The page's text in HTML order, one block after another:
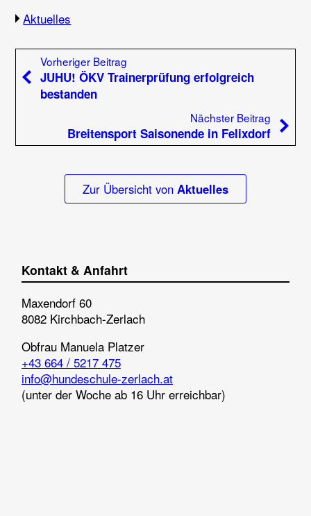
Aktuelles
Beitragsnavigation
Vorheriger Beitrag
JUHU! ÖKV Trainerprüfung erfolgreich
bestanden
Nächster Beitrag
Breitensport Saisonende in Felixdorf
Zur Übersicht von Aktuelles
Kontakt & Anfahrt
Maxendorf 60
8082 Kirchbach-Zerlach
Obfrau Manuela Platzer
+43 664 / 5217 475
info@hundeschule-zerlach.at
(unter der Woche ab 16 Uhr erreichbar)